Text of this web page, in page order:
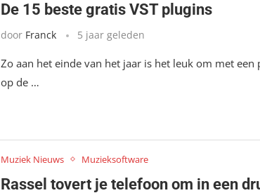
De 15 beste gratis VST plugins
door Franck 5 jaar geleden
Zo aan het einde van het jaar is het leuk om met een
op de …
Muziek Nieuws Muzieksoftware
Rassel tovert je telefoon om in een